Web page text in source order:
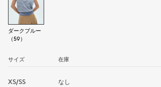
ダークブルー
（59）
サイズ 在庫
XS/SS なし